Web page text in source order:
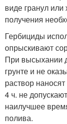
виде гранул
получения
Гербициды
опрыскивают
При высыхании
грунте и не
раствор
4 ч. не
наилучшее
полива.